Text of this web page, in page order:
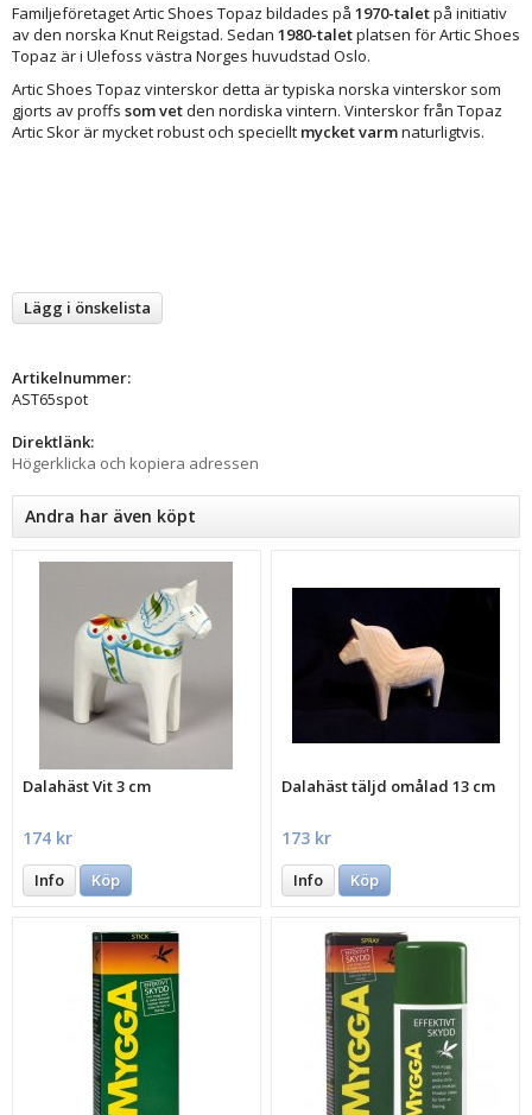
Familjeföretaget Artic Shoes Topaz bildades på 1970-taletpå initiativ
av den norska Knut Reigstad. Sedan 1980-taletplatsen för Artic Shoes
Topaz är i Ulefoss västra Norges huvudstad Oslo.
Artic Shoes Topaz vinterskor detta är typiska norska vinterskor som
gjorts av proffs som vetden nordiska vintern. Vinterskor från Topaz
Artic Skor är mycket robust och speciellt mycket varmnaturligtvis.
Lägg i önskelista
Artikelnummer:
AST65spot
Direktlänk:
Högerklicka och kopiera adressen
Andra har även köpt
Dalahäst Vit 3 cm
174 kr
Info Köp
Dalahäst täljd omålad 13 cm
173 kr
Info Köp